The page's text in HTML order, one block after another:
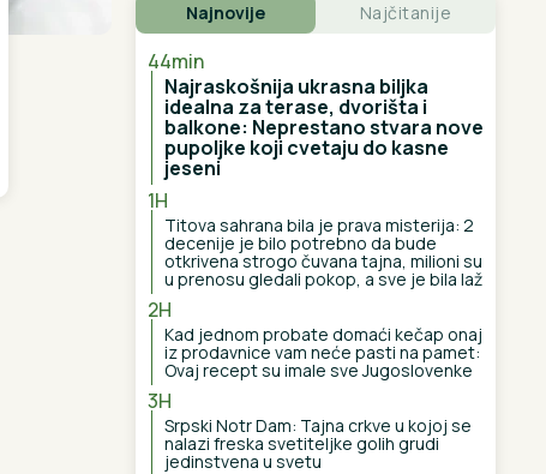
Najnovije Najčitanije
44min
Najraskošnija ukrasna biljka
idealna za terase, dvorišta i
balkone: Neprestano stvara nove
pupoljke koji cvetaju do kasne
jeseni
1H
Titova sahrana bila je prava misterija: 2
decenije je bilo potrebno da bude
otkrivena strogo čuvana tajna, milioni su
u prenosu gledali pokop, a sve je bila laž
2H
Kad jednom probate domaći kečap onaj
iz prodavnice vam neće pasti na pamet:
Ovaj recept su imale sve Jugoslovenke
3H
Srpski Notr Dam: Tajna crkve u kojoj se
nalazi freska svetiteljke golih grudi
jedinstvena u svetu